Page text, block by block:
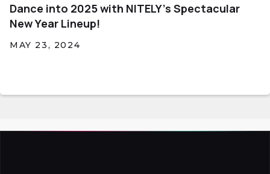
Dance into 2025 with NITELY's Spectacular
New Year Lineup!
MAY 23, 2024